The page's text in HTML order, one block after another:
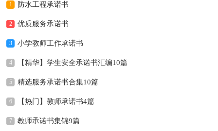
1 防水工程承诺书
2 优质服务承诺书
3 小学教师工作承诺书
4 【精华】学生安全承诺书汇编10篇
5 精选服务承诺书合集10篇
6 【热门】教师承诺书4篇
7 教师承诺书集锦9篇